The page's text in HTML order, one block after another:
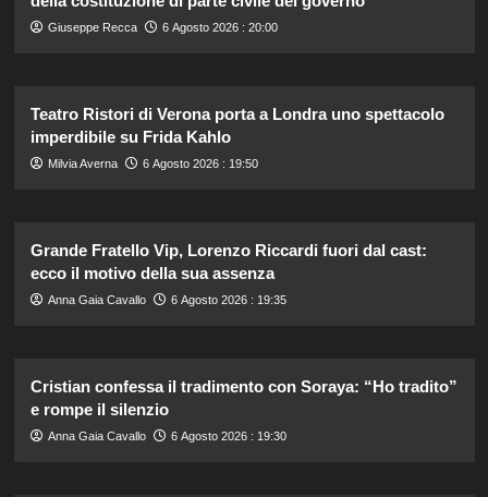
Giuseppe Recca 6 Agosto 2026 : 20:00
Teatro Ristori di Verona porta a Londra uno spettacolo
imperdibile su Frida Kahlo
Milvia Averna 6 Agosto 2026 : 19:50
Grande Fratello Vip, Lorenzo Riccardi fuori dal cast:
ecco il motivo della sua assenza
Anna Gaia Cavallo 6 Agosto 2026 : 19:35
Cristian confessa il tradimento con Soraya: “Ho tradito”
e rompe il silenzio
Anna Gaia Cavallo 6 Agosto 2026 : 19:30